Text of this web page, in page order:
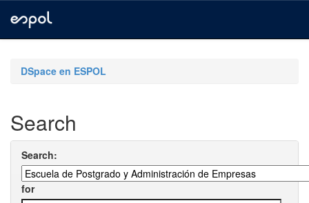
navigationDSpace en ESPOL
Search
Search:
for